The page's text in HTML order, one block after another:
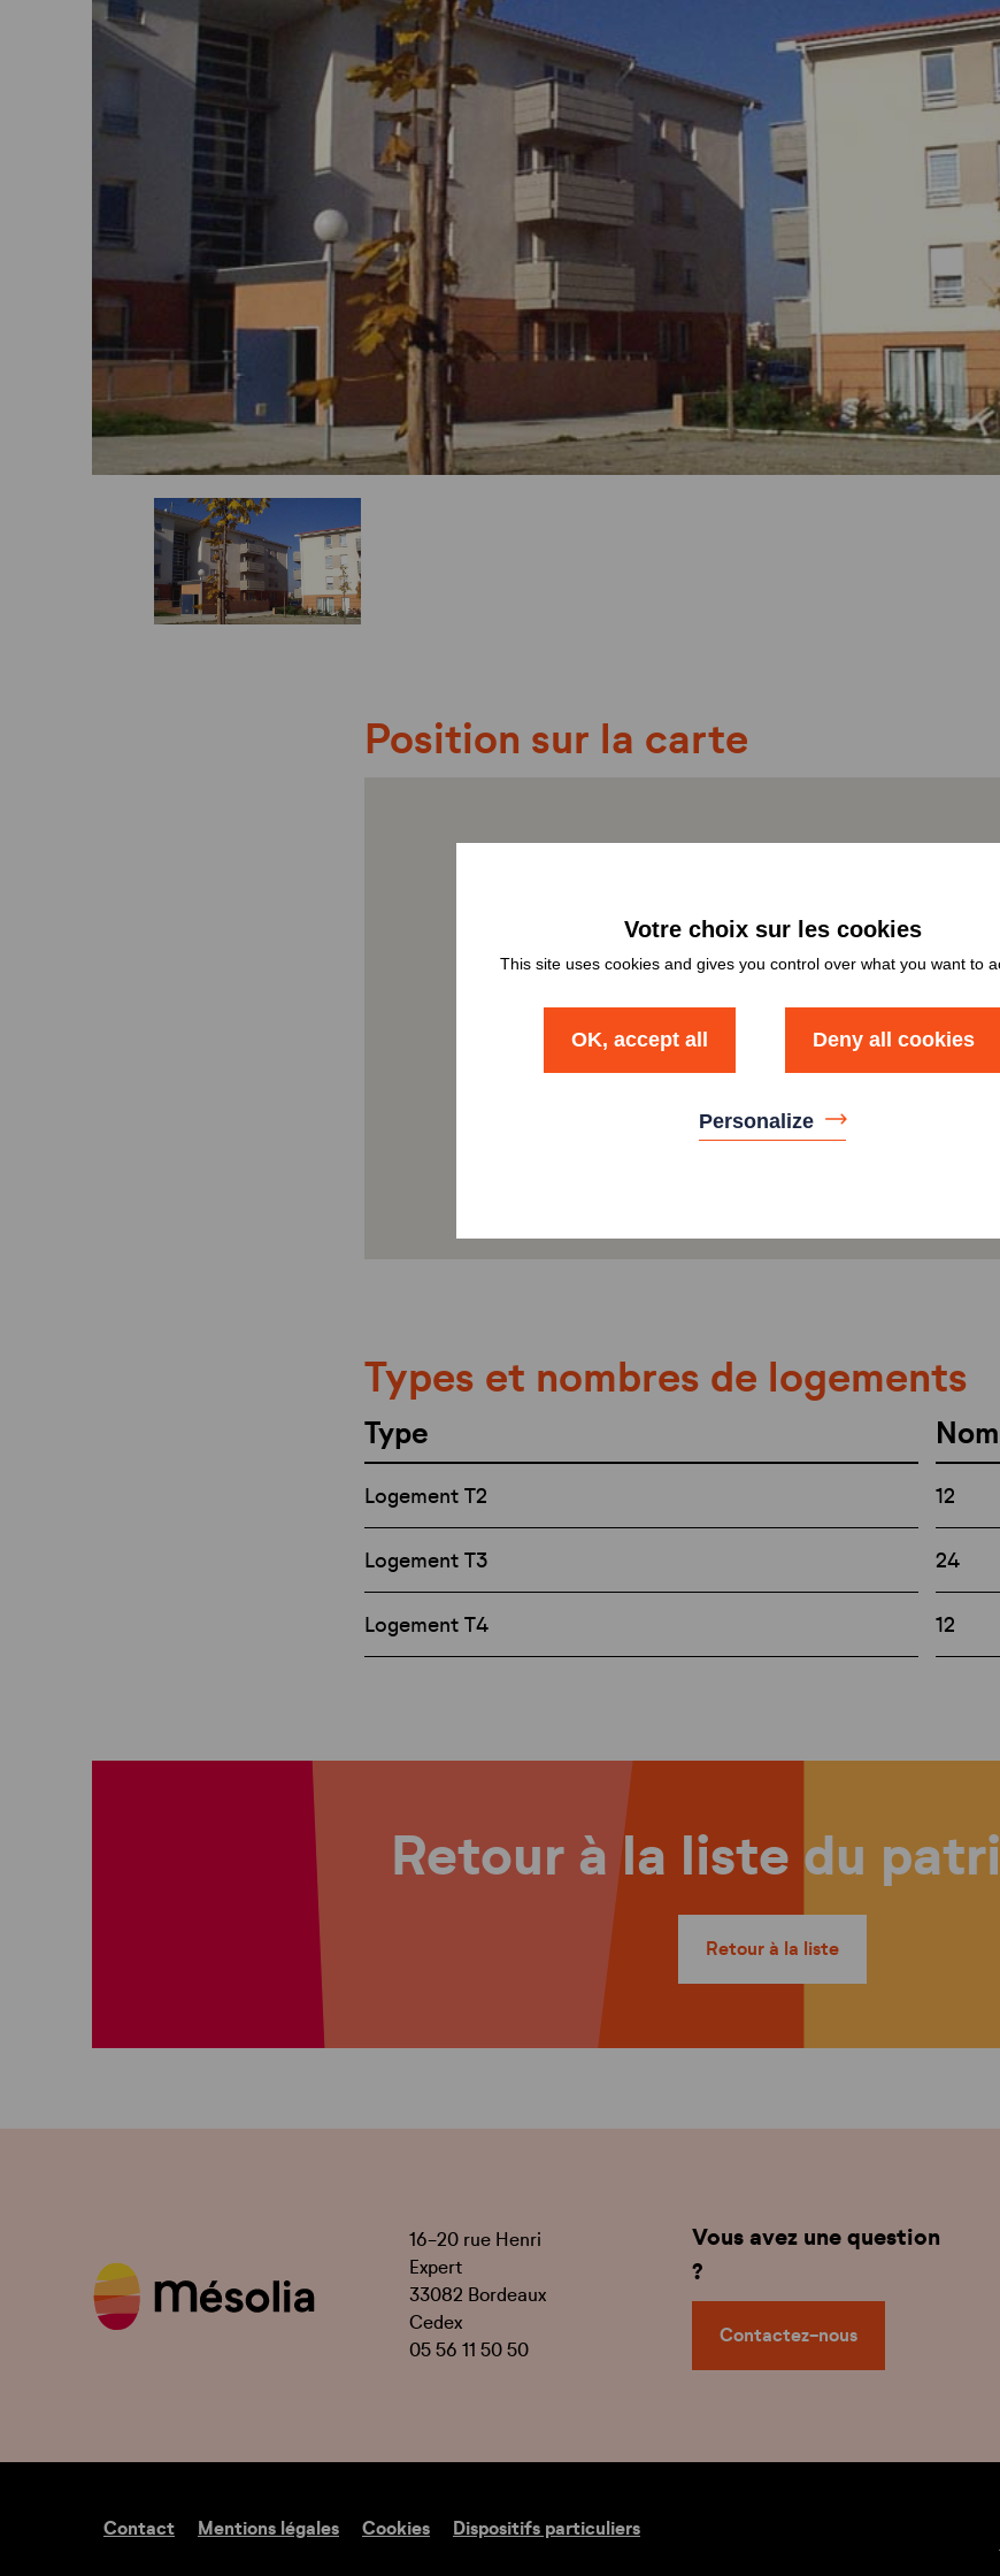
Où trouver nos agences ?
Mes actualités
Comment bien quitter mon logement
Comment devenir propriétaire ?
J’ai reçu une demande d’enquête.
Que dois-je faire ?
Comment entretenir mon logement ?
dois-je faire ?
Comment déclarer un sinistre ?
Que faire en cas de difficulté de
paiement de loyer ?
Position sur la carte
Types et nombres de logements
Type
Logement T2 12
Logement T3 24
Logement T4 12
Retour à la liste du
Retour à la liste
16-20 rue Henri
Expert
33082 Bordeaux
Cedex
05 56 11 50 50
Vous avez une question
?
Contactez-nous
Contact Mentions légales Cookies Dispositifs particuliers
This site uses cookies and gives you control over what you want to
OK, accept all Deny all cookies
Personalize